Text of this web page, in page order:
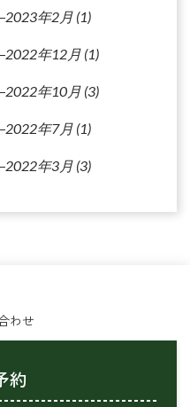
2023年2月 (1)
2022年12月 (1)
2022年10月 (3)
2022年7月 (1)
2022年3月 (3)
わせ
約